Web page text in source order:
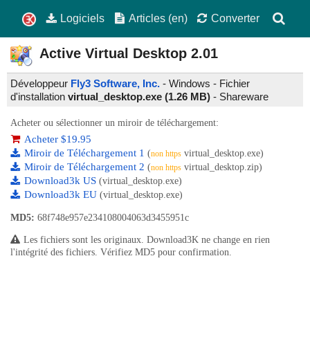
Logiciels Articles (en) Converter
Active Virtual Desktop 2.01
Développeur Fly3 Software, Inc. - Windows - Fichier
d'installation virtual_desktop.exe (1.26 MB) - Shareware
Acheter ou sélectionner un miroir de téléchargement:
Acheter $19.95
Miroir de Téléchargement 1 (non https virtual_desktop.exe)
Miroir de Téléchargement 2 (non https virtual_desktop.zip)
Download3k US (virtual_desktop.exe)
Download3k EU (virtual_desktop.exe)
MD5: 68f748e957e234108004063d3455951c
Les fichiers sont les originaux. Download3K ne change en rien
l'intégrité des fichiers. Vérifiez MD5 pour confirmation.